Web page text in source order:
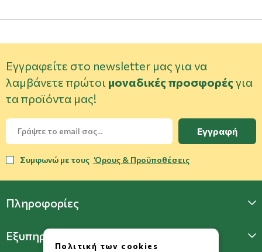
Εγγραφείτε στο newsletter μας για να
λαμβάνετε πρώτοι μοναδικές προσφορές για
τα προϊόντα μας!
Εγγραφή
Συμφωνώ με τους Όρους & Προϋποθέσεις
Πληροφορίες
Εξυπηρέτηση Πελατών
Πολιτική των cookies